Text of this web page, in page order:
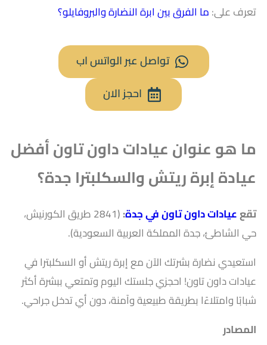
تعرف على:ما الفرق بين ابرة النضارة والبروفايلو؟
تواصل عبر الواتس اب
احجز الان
ما هو عنوان عيادات داون تاون أفضل
عيادة إبرة ريتش والسكلبتراجدة؟
تقععيادات داون تاون في جدة:
(2841 طريق الكورنيش،
حي الشاطئ، جدة المملكة العربية السعودية).
استعيدي نضارة بشرتك الآن مع إبرة ريتش أو السكلبترا في
عيادات داون تاون! احجزي جلستك اليوم وتمتعي ببشرة أكثر
شبابًا وامتلاءًا بطريقة طبيعية وآمنة، دون أي تدخل جراحي.
المصادر